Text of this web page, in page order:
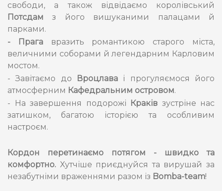
свободи, а також відвідаємо королівський
Потсдам з його вишуканими палацами й
парками.
- Прагавразить романтикою старого міста,
величними соборами й легендарним Карловим
мостом.
- Завітаємо до
Вроцлава і прогуляємося його
атмосферним Кафедральним островом.
- На завершення подорожі Краків зустріне нас
затишком, багатою історією та особливим
настроєм.
Кордон перетинаємо потягом - швидко та
комфортно. Хутчіше приєднуйся та вирушай за
незабутніми враженнями разом із Bomba-team!